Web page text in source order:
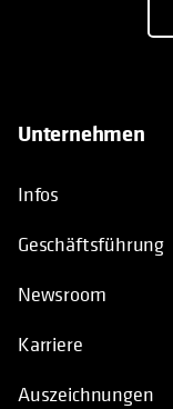
Unternehmen
Infos
Geschäftsführung
Newsroom
Karriere
Auszeichnungen